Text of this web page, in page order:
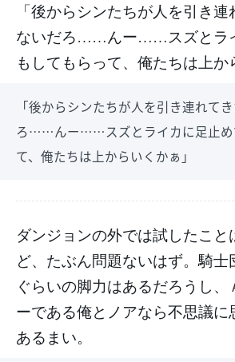
「後からシンたちが人を引き
ないだろ……んー……スズとラ
もしてもらって、俺たちは上か
「後からシンたちが人を引き連れて
ろ……んー……スズとライカに足止め
て、俺たちは上からいくかぁ」
ダンジョンの外では試したこと
ど、たぶん問題ないはず。騎
ぐらいの脚力はあるだろうし
ーである俺とノアなら不思議に
あるまい。